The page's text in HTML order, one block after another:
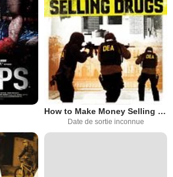
How to Make Money Selling Drugs
Date de sortie inconnue